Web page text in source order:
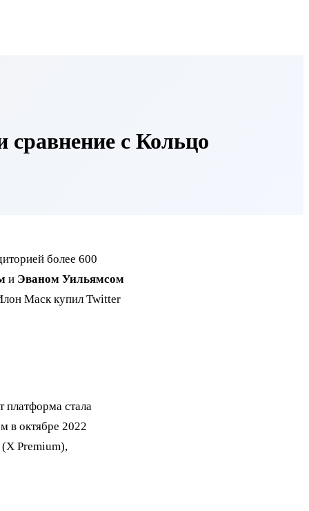
с Кольцо
более 600
и Эваном Уильямсом
Маск купил Twitter
платформа стала
в октябре 2022
(X Premium),